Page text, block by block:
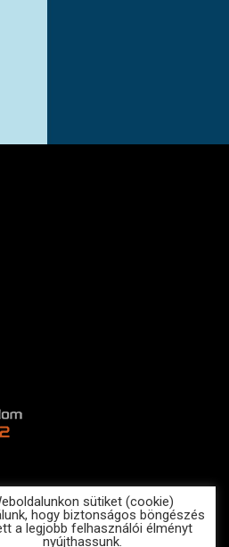
sütiket (cookie)
hogy biztonságos böngészés
a legjobb felhasználói élményt
nyújthassunk.